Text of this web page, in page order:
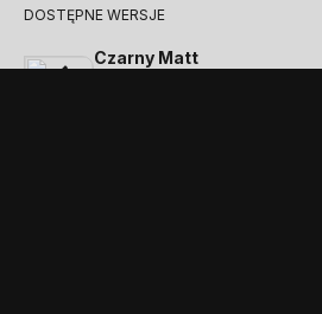
DOSTĘPNE WERSJE
Czarny Matt